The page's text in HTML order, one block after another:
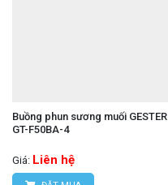
Buồng phun sương muối GESTER
GT-F50BA-4
Giá: Liên hệ